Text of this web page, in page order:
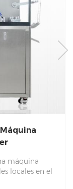
máquina
locales en el